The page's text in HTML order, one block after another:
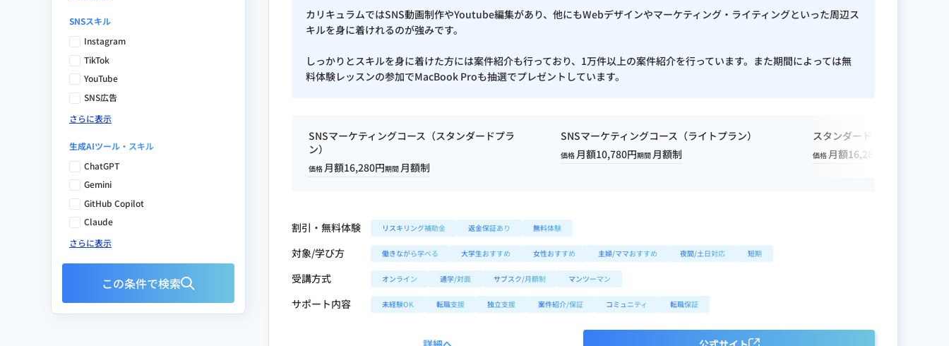
SNSスキル
Instagram
TikTok
YouTube
SNS広告
さらに表示
生成AIツール・スキル
ChatGPT
Gemini
GitHub Copilot
Claude
さらに表示
この条件で検索
カリキュラムではSNS動画制作やYoutube編集があり、他にもWebデザインやマーケティング・ライティングといった周辺ス
キルを身に着けれるのが強みです。
しっかりとスキルを身に着けた方には案件紹介も行っており、1万件以上の案件紹介を行っています。また期間によっては無
料体験レッスンの参加でMacBook Proも抽選でプレゼントしています。
SNSマーケティングコース（スタンダードプラ
ン）
価格 月額16,280円期間 月額制
SNSマーケティングコース（ライトプラン）
価格 月額10,780円期間 月額制
スタンダードプラン
価格 月額16,280円〜
割引・無料体験 リスキリング補助金 返金保証あり 無料体験
対象/学び方 働きながら学べる 大学生おすすめ 女性おすすめ 主婦/ママおすすめ 夜間/土日対応 短期
受講方式 オンライン 通学/対面 サブスク/月額制 マンツーマン
サポート内容 未経験OK 転職支援 独立支援 案件紹介/保証 コミュニティ 転職保証